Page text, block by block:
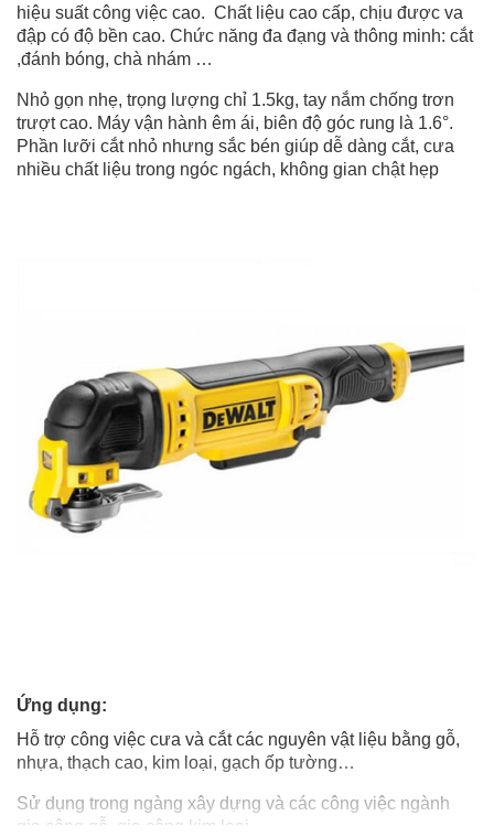
hiệu suất công việc cao. Chất liệu cao cấp, chịu được va
đập có độ bền cao. Chức năng đa đạng và thông minh: cắt
,đánh bóng, chà nhám …
Nhỏ gọn nhẹ, trọng lượng chỉ 1.5kg, tay nắm chống trơn
trượt cao. Máy vận hành êm ái, biên độ góc rung là 1.6°.
Phần lưỡi cắt nhỏ nhưng sắc bén giúp dễ dàng cắt, cưa
nhiều chất liệu trong ngóc ngách, không gian chật hẹp
Ứng dụng:
Hỗ trợ công việc cưa và cắt các nguyên vật liệu bằng gỗ,
nhựa, thạch cao, kim loại, gạch ốp tường…
Sử dụng trong ngàng xây dựng và các công việc ngành
gia công gỗ, gia công kim loại.